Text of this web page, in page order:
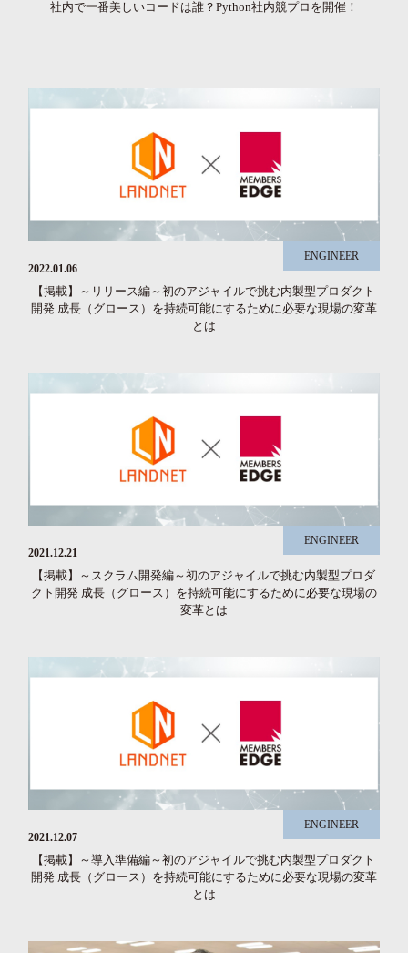
社内で一番美しいコードは誰？Python社内競プロを開催！
ENGINEER
2022.01.06
【掲載】～リリース編～初のアジャイルで挑む内製型プロダクト
開発 成長（グロース）を持続可能にするために必要な現場の変革
とは
ENGINEER
2021.12.21
【掲載】～スクラム開発編～初のアジャイルで挑む内製型プロダ
クト開発 成長（グロース）を持続可能にするために必要な現場の
変革とは
ENGINEER
2021.12.07
【掲載】～導入準備編～初のアジャイルで挑む内製型プロダクト
開発 成長（グロース）を持続可能にするために必要な現場の変革
とは